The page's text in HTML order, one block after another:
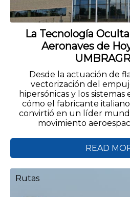
La Tecnología
Aeronaves de
Desde la actuación de
vectorización del
hipersónicas y los sistemas
cómo el fabricante
convirtió en un líder
movimiento
READ
Rutas